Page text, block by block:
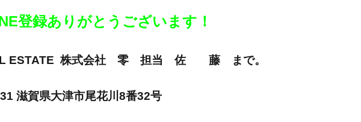
登録ありがとうございます！
ESTATE 株式会社 零 担当 佐 藤 まで。
滋賀県大津市尾花川8番32号